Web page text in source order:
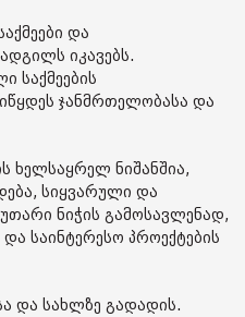
და
იკავებს.
საქმეების
ჯანმრთელობასა და
ხელსაყრელ ნიშანშია,
სიყვარული და
ნიჭის გამოსავლენად,
საინტერესო პროექტების
და სახლზე გადადის.